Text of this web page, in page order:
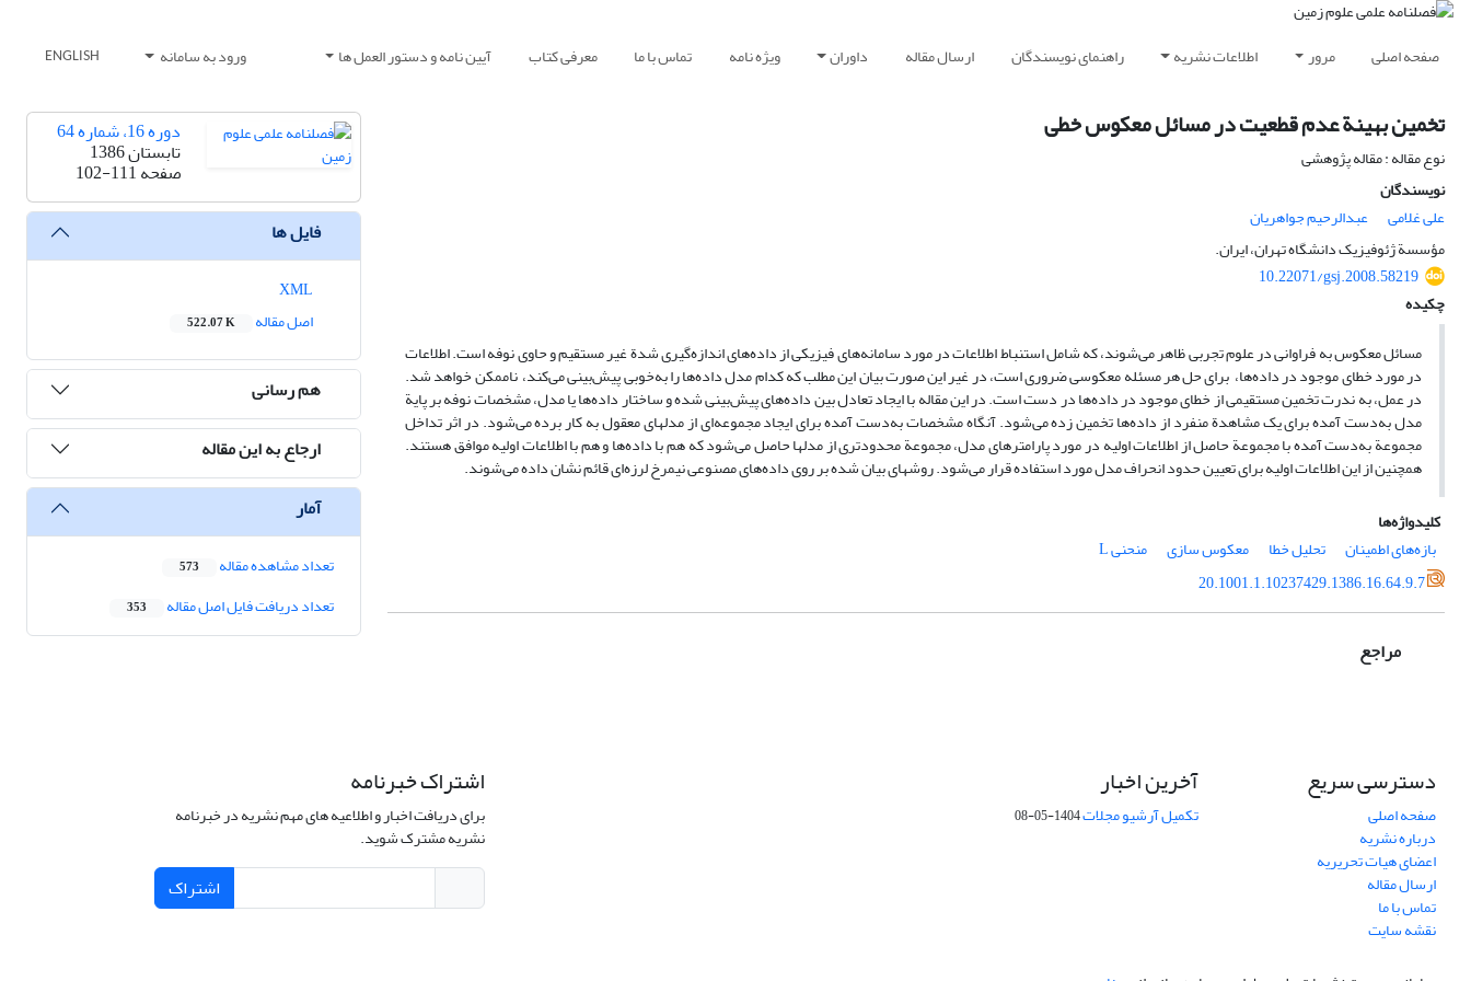
صفحه اصلی مرور اطلاعات نشریه راهنمای نویسندگان ارسال مقاله داوران ویژه نامه تماس با ما معرفی کتاب آیین نامه و دستور العمل ها ورود به سامانه ENGLISH
تخمین بهینة عدم قطعیت در مسائل معکوس خطی
نوع مقاله : مقاله پژوهشی
نویسندگان
علی غلامی
عبدالرحیم جواهریان
مؤسسة ژئوفیزیک دانشگاه تهران، ایران.
10.22071/gsj.2008.58219
چکیده
مسائل معکوس به فراوانی در علوم تجربی ظاهر می‌شوند، که شامل استنباط اطلاعات در مورد سامانه‌های فیزیکی از داده‌های اندازه‌گیری شدة غیر مستقیم و حاوی نوفه است. اطلاعات
در مورد خطای موجود در داده‌ها، برای حل هر مسئله معکوسی ضروری است، در غیر این صورت بیان این مطلب که کدام مدل داده‌ها را به‌خوبی پیش‌بینی می‌‌کند، ناممکن خواهد شد.
در عمل، به ندرت تخمین مستقیمی از خطای موجود در داده‌ها در دست است. در این مقاله با ایجاد تعادل بین داده‌های پیش‌بینی شده و ساختار داده‌ها یا مدل، مشخصات نوفه بر پایة
مدل به‌دست آمده برای یک مشاهدة منفرد از داده‌ها تخمین زده می‌شود. آنگاه مشخصات به‌دست آمده برای ایجاد مجموعه‌ای از مدلهای معقول به کار برده می‌شود. در اثر تداخل
مجموعة به‌دست آمده با مجموعة حاصل از اطلاعات اولیه در مورد پارامترهای مدل، مجموعة محدودتری از مدلها حاصل می‌شود که هم با داده‌ها و هم با اطلاعات اولیه موافق هستند.
همچنین از این اطلاعات اولیه برای تعیین حدود انحراف مدل مورد استفاده قرار می‌شود. روشهای بیان شده بر روی داده‌های مصنوعی نیمرخ لرزه‌ای قائم نشان داده می‌شوند.
کلیدواژه‌ها
بازه‌های اطمینان
تحلیل خطا معکوس سازی
منحنی L
20.1001.1.10237429.1386.16.64.9.7
مراجع
دوره 16، شماره 64
تابستان 1386
صفحه102-111
فایل ها
اصل مقاله
522.07 K
هم رسانی
ارجاع به این مقاله
آمار
تعداد مشاهده مقاله 573
تعداد دریافت فایل اصل مقاله 353
دسترسی سریع
صفحه اصلی
درباره نشریه
اعضای هیات تحریریه
ارسال مقاله
تماس با ما
نقشه سایت
آخرین اخبار
تکمیل آرشیو مجلات1404-05-08
اشتراک خبرنامه
برای دریافت اخبار و اطلاعیه های مهم نشریه در خبرنامه
نشریه مشترک شوید.
اشتراک